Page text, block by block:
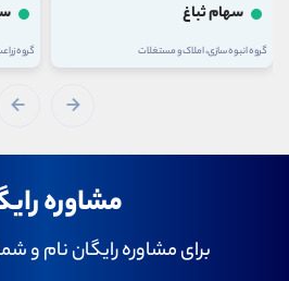
سهام ثباغ
گروه انبوه سازی، املاک و مستغلات گروه
مشاوره
برای مشاوره رایگان نام و